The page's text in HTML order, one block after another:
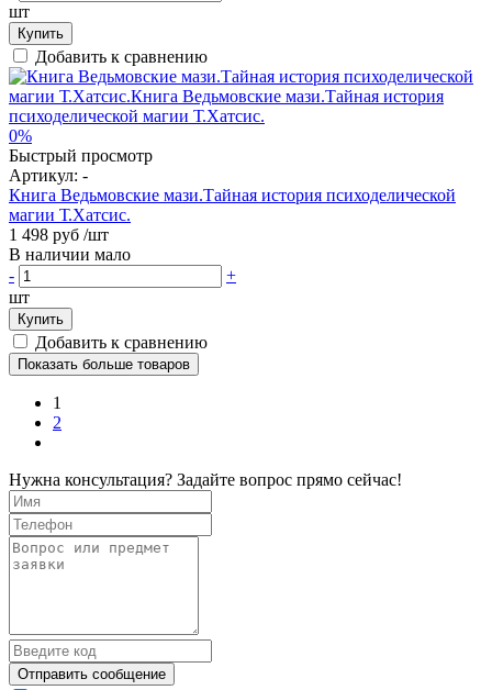
шт
Купить
Добавить к сравнению
0%
Быстрый просмотр
Артикул: -
Книга Ведьмовские мази.Тайная история психоделической
магии Т.Хатсис.
1 498 руб /шт
В наличии мало
-
+
шт
Купить
Добавить к сравнению
Показать больше товаров
1
2
Нужна консультация? Задайте вопрос прямо сейчас!
Отправить сообщение